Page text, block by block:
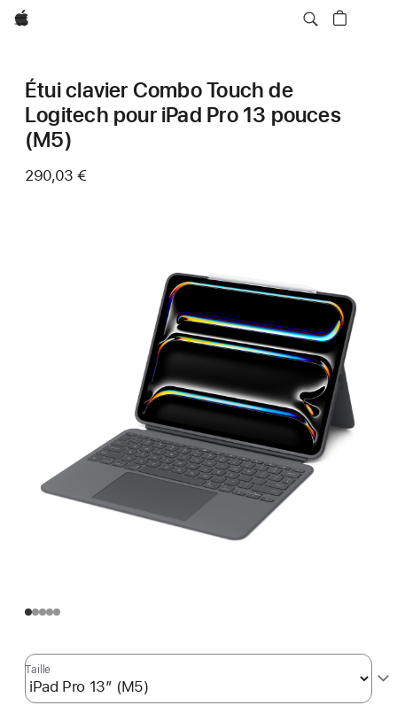
Apple
Étui clavier Combo Touch de
Logitech pour iPad Pro 13 pouces
(M5)
290,03 €
Taille